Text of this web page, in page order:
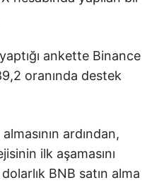
ankette Binance
oranında destek
ardından,
ilk aşamasını
BNB satın alma